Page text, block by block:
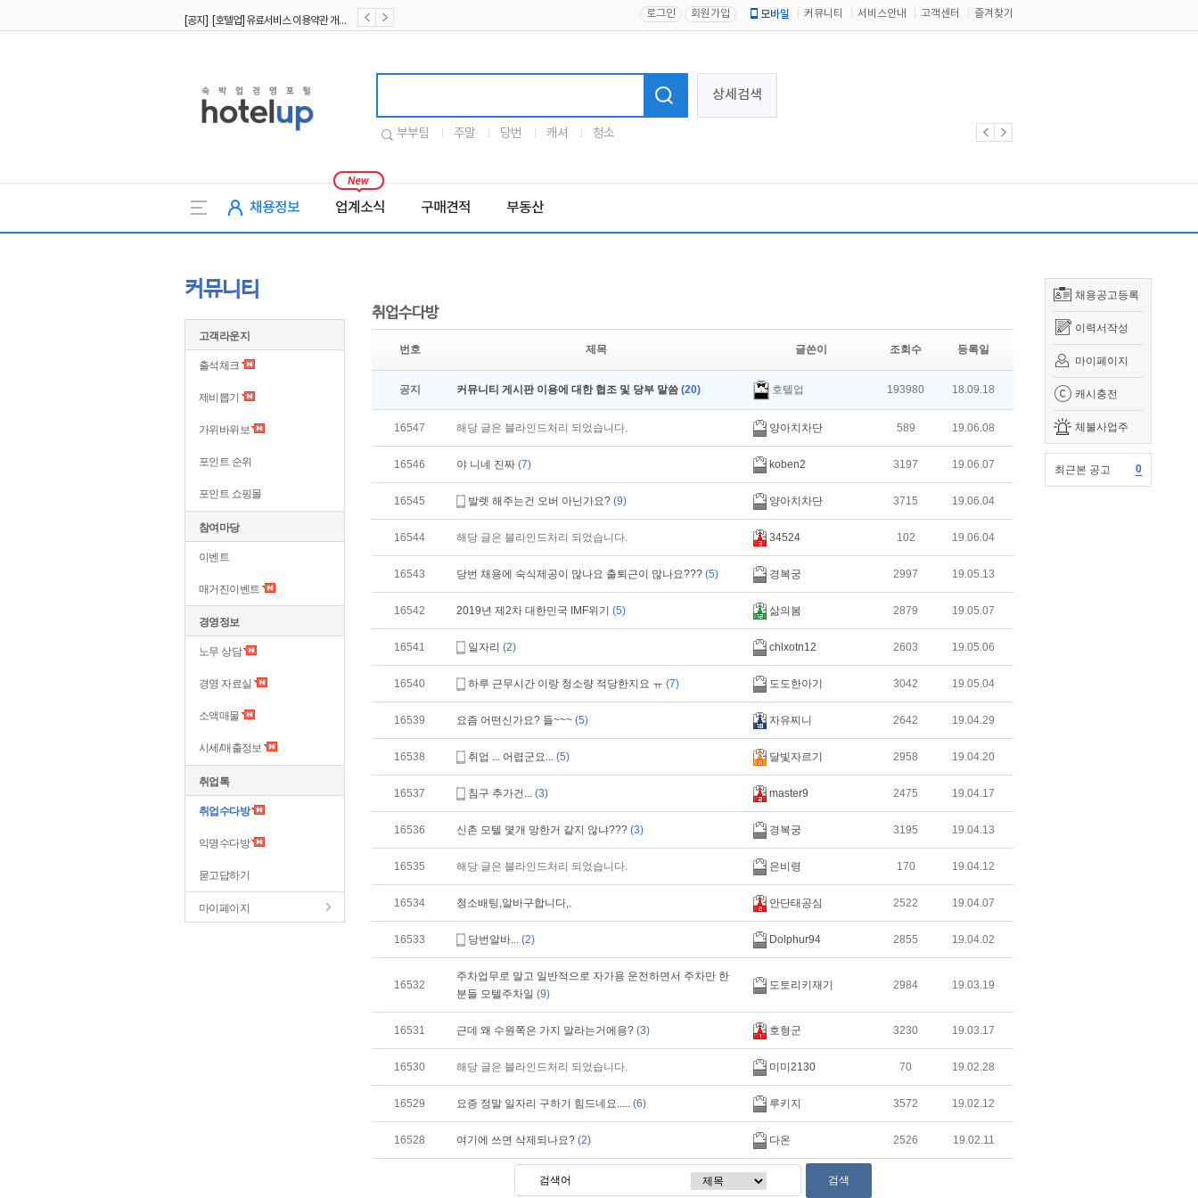
로그인 회원가입 모바일 커뮤니티 서비스안내 고객센터 즐겨찾기
상세검색
부부팀 주말 당번 캐셔 청소
채용정보 업계소식 구매견적 부동산
채용공고등록
이력서작성
마이페이지
캐시충전
체불사업주
최근본 공고 0
커뮤니티
고객라운지
출석체크
제비뽑기
가위바위보
포인트 순위
포인트 쇼핑몰
참여마당
이벤트
매거진이벤트
경영정보
노무 상담
경영 자료실
소액매물
시세/매출정보
취업톡
취업수다방
익명수다방
묻고답하기
마이페이지
취업수다방
번호 제목 글쓴이 조회수 등록일
공지 커뮤니티 게시판 이용에 대한 협조 및 당부 말씀 (20) 호텔업 193980 18.09.18
16547 해당 글은 블라인드처리 되었습니다. 양아치차단 589 19.06.08
16546 야 니네 진짜 (7) koben2 3197 19.06.07
16545 발렛 해주는건 오버 아닌가요? (9) 양아치차단 3715 19.06.04
16544 해당 글은 블라인드처리 되었습니다. 34524 102 19.06.04
16543 당번 채용에 숙식제공이 많나요 출퇴근이 많나요??? (5) 경복궁 2997 19.05.13
16542 2019년 제2차 대한민국 IMF위기 (5) 삶의봄 2879 19.05.07
16541 일자리 (2) chlxotn12 2603 19.05.06
16540 하루 근무시간 이랑 청소량 적당한지요 ㅠ (7) 도도한아기 3042 19.05.04
16539 요즘 어떤신가요? 들~~~ (5) 자유찌니 2642 19.04.29
16538 취업 ... 어렵군요... (5) 달빛자르기 2958 19.04.20
16537 침구 추가건... (3) master9 2475 19.04.17
16536 신촌 모텔 몇개 망한거 같지 않냐??? (3) 경복궁 3195 19.04.13
16535 해당 글은 블라인드처리 되었습니다. 은비령 170 19.04.12
16534 청소배팅,알바구합니다,. 안단태공심 2522 19.04.07
16533 당번알바... (2) Dolphur94 2855 19.04.02
16532
주차업무로 말고 일반적으로 자가용 운전하면서 주차만 한
분들 모텔주차일 (9)
도토리키재기 2984 19.03.19
16531 근데 왜 수원쪽은 가지 말라는거에용? (3) 호형군 3230 19.03.17
16530 해당 글은 블라인드처리 되었습니다. 미미2130 70 19.02.28
16529 요증 정말 일자리 구하기 힘드네요..... (6) 루키지 3572 19.02.12
16528 여기에 쓰면 삭제되나요? (2) 다온 2526 19.02.11